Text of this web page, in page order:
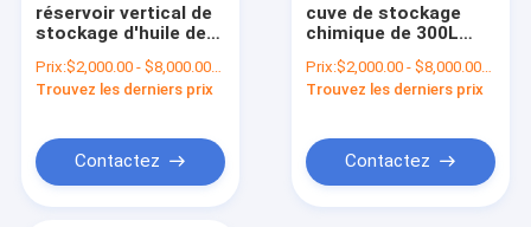
réservoir vertical de
stockage d'huile de
300L pour le
cosmétique de
Prix:$2,000.00 - $8,000.00/Sets
Trouvez les derniers prix
Contactez
cuve de stockage
chimique de 300L
stockage verticale
de pétrole d'acier
MPa
Prix:$2,000.00 - $8,000.00/Sets
Trouvez les derniers prix
Contactez